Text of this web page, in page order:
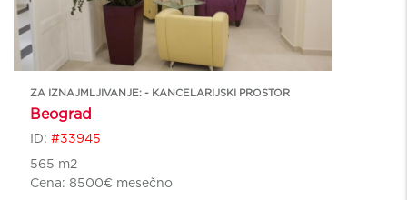
ZA IZNAJMLJIVANJE: - KANCELARIJSKI PROSTOR
Beograd
ID: #33945
565 m2
Cena: 8500€ mesečno